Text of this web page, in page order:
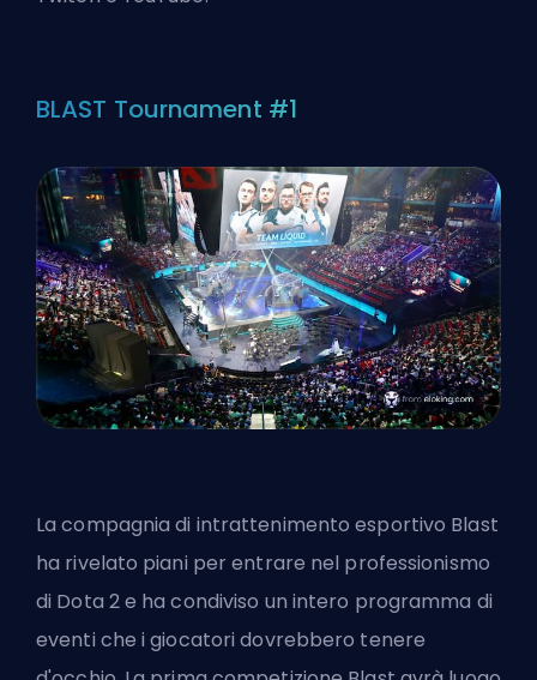
BLAST Tournament #1
La compagnia di intrattenimento esportivo Blast
ha rivelato piani per entrare nel professionismo
di Dota 2 e ha condiviso un intero programma di
eventi che i giocatori dovrebbero tenere